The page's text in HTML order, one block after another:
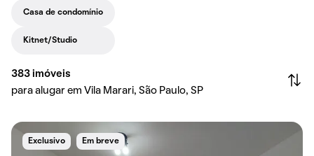
Casa de condomínio
Kitnet/Studio
383 imóveis
para alugar em Vila Marari, São Paulo, SP
Exclusivo Em breve